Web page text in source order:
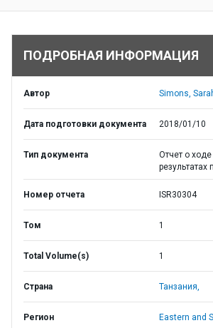
ПОДРОБНАЯ ИНФОРМАЦИЯ
Автор Simons,
Дата подготовки документа 2018/01/10
Тип документа
Отчет о
результатах
Номер отчета ISR30304
Том 1
Total Volume(s) 1
Страна Танзания,
Регион Eastern and